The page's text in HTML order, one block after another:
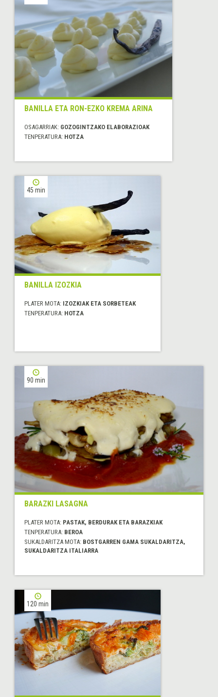
BANILLA ETA RON-EZKO KREMA ARINA
OSAGARRIAK: GOZOGINTZAKO ELABORAZIOAK
TENPERATURA: HOTZA
45 min
BANILLA IZOZKIA
PLATER MOTA: IZOZKIAK ETA SORBETEAK
TENPERATURA: HOTZA
90 min
BARAZKI LASAGNA
PLATER MOTA: PASTAK, BERDURAK ETA BARAZKIAK
TENPERATURA: BEROA
SUKALDARITZA MOTA: BOSTGARREN GAMA SUKALDARITZA,
SUKALDARITZA ITALIARRA
120 min